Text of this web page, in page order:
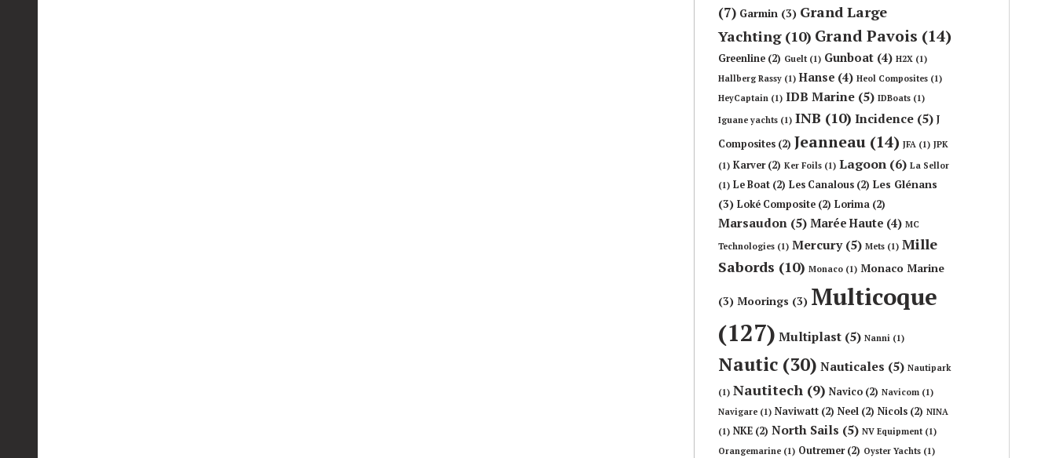
(7) Garmin (3) Grand Large
Yachting(10) Grand Pavois (14)
Greenline (2) Guelt(1) Gunboat (4) H2X (1)
Hallberg Rassy (1) Hanse (4) Heol Composites (1)
HeyCaptain (1) IDB Marine (5) IDBoats (1)
Iguane yachts (1) INB (10) Incidence (5) J
Composites (2) Jeanneau (14) JFA (1) JPK
(1) Karver(2) Ker Foils (1) Lagoon (6) La Sellor
(1) Le Boat (2) Les Canalous (2) Les Glénans
(3) Loké Composite (2) Lorima (2)
Marsaudon (5) Marée Haute (4) MC
Technologies (1) Mercury(5) Mets (1) Mille
Sabords (10) Monaco (1) Monaco Marine
(3) Moorings (3) Multicoque
(127) Multiplast (5) Nanni (1)
Nautic (30) Nauticales (5) Nautipark
(1) Nautitech (9) Navico (2) Navicom (1)
Navigare (1) Naviwatt (2) Neel (2) Nicols (2) NINA
(1) NKE (2) North Sails (5) NV Equipment(1)
Orangemarine (1) Outremer(2) Oyster Yachts (1)